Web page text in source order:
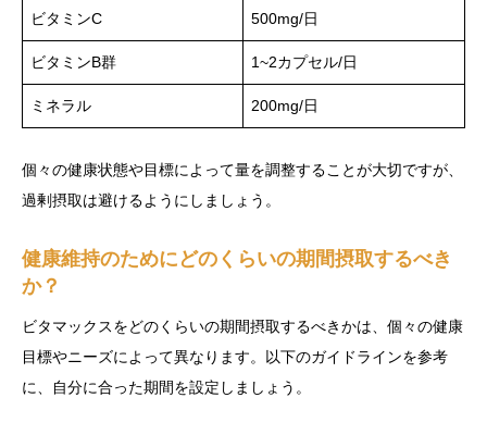
ビタミンC 500mg/日
ビタミンB群 1~2カプセル/日
ミネラル 200mg/日
個々の健康状態や目標によって量を調整することが大切ですが、
過剰摂取は避けるようにしましょう。
健康維持のためにどのくらいの期間摂取するべき
か？
ビタマックスをどのくらいの期間摂取するべきかは、個々の健康
目標やニーズによって異なります。以下のガイドラインを参考
に、自分に合った期間を設定しましょう。